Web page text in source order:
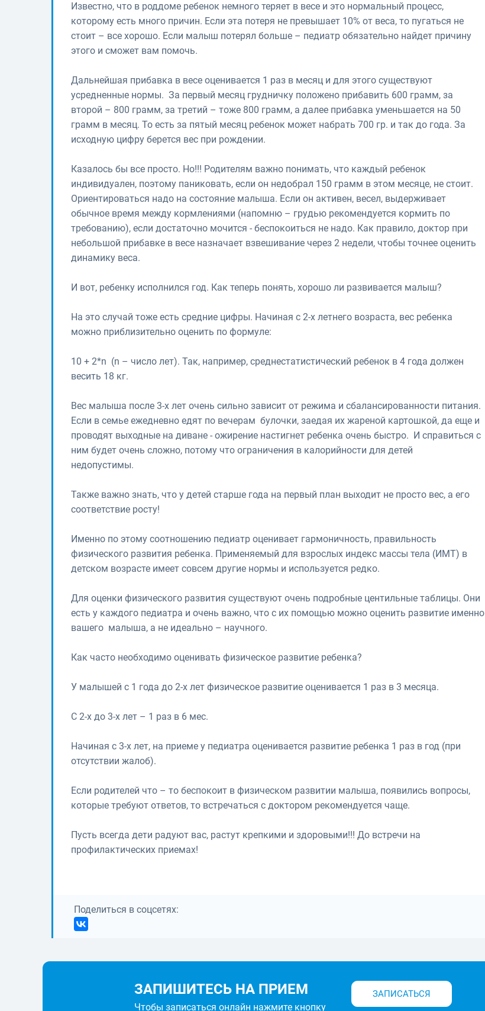
Известно, что в роддоме ребенок немного теряет в весе и это нормальный процесс,
которому есть много причин. Если эта потеря не превышает 10% от веса, то пугаться не
стоит – все хорошо. Если малыш потерял больше – педиатр обязательно найдет причину
этого и сможет вам помочь.
Дальнейшая прибавка в весе оценивается 1 раз в месяц и для этого существуют
усредненные нормы. За первый месяц грудничку положено прибавить 600 грамм, за
второй – 800 грамм, за третий – тоже 800 грамм, а далее прибавка уменьшается на 50
грамм в месяц. То есть за пятый месяц ребенок может набрать 700 гр. и так до года. За
исходную цифру берется вес при рождении.
Казалось бы все просто. Но!!! Родителям важно понимать, что каждый ребенок
индивидуален, поэтому паниковать, если он недобрал 150 грамм в этом месяце, не стоит.
Ориентироваться надо на состояние малыша. Если он активен, весел, выдерживает
обычное время между кормлениями (напомню – грудью рекомендуется кормить по
требованию), если достаточно мочится - беспокоиться не надо. Как правило, доктор при
небольшой прибавке в весе назначает взвешивание через 2 недели, чтобы точнее оценить
динамику веса.
И вот, ребенку исполнился год. Как теперь понять, хорошо ли развивается малыш?
На это случай тоже есть средние цифры. Начиная с 2-х летнего возраста, вес ребенка
можно приблизительно оценить по формуле:
10 + 2*n (n – число лет). Так, например, среднестатистический ребенок в 4 года должен
весить 18 кг.
Вес малыша после 3-х лет очень сильно зависит от режима и сбалансированности питания.
Если в семье ежедневно едят по вечерам булочки, заедая их жареной картошкой, да еще и
проводят выходные на диване - ожирение настигнет ребенка очень быстро. И справиться с
ним будет очень сложно, потому что ограничения в калорийности для детей
недопустимы.
Также важно знать, что у детей старше года на первый план выходит не просто вес, а его
соответствие росту!
Именно по этому соотношению педиатр оценивает гармоничность, правильность
физического развития ребенка. Применяемый для взрослых индекс массы тела (ИМТ) в
детском возрасте имеет совсем другие нормы и используется редко.
Для оценки физического развития существуют очень подробные центильные таблицы. Они
есть у каждого педиатра и очень важно, что с их помощью можно оценить развитие именно
вашего малыша, а не идеально – научного.
Как часто необходимо оценивать физическое развитие ребенка?
У малышей с 1 года до 2-х лет физическое развитие оценивается 1 раз в 3 месяца.
С 2-х до 3-х лет – 1 раз в 6 мес.
Начиная с 3-х лет, на приеме у педиатра оценивается развитие ребенка 1 раз в год (при
отсутствии жалоб).
Если родителей что – то беспокоит в физическом развитии малыша, появились вопросы,
которые требуют ответов, то встречаться с доктором рекомендуется чаще.
Пусть всегда дети радуют вас, растут крепкими и здоровыми!!! До встречи на
профилактических приемах!
Поделиться в соцсетях:
ЗАПИШИТЕСЬ НА ПРИЕМ
Чтобы записаться онлайн нажмите кнопку
ЗАПИСАТЬСЯ